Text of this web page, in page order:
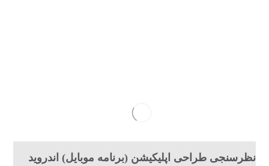
نظرسنجی طراحی اپلیکیشن (برنامه موبایل) اندروید